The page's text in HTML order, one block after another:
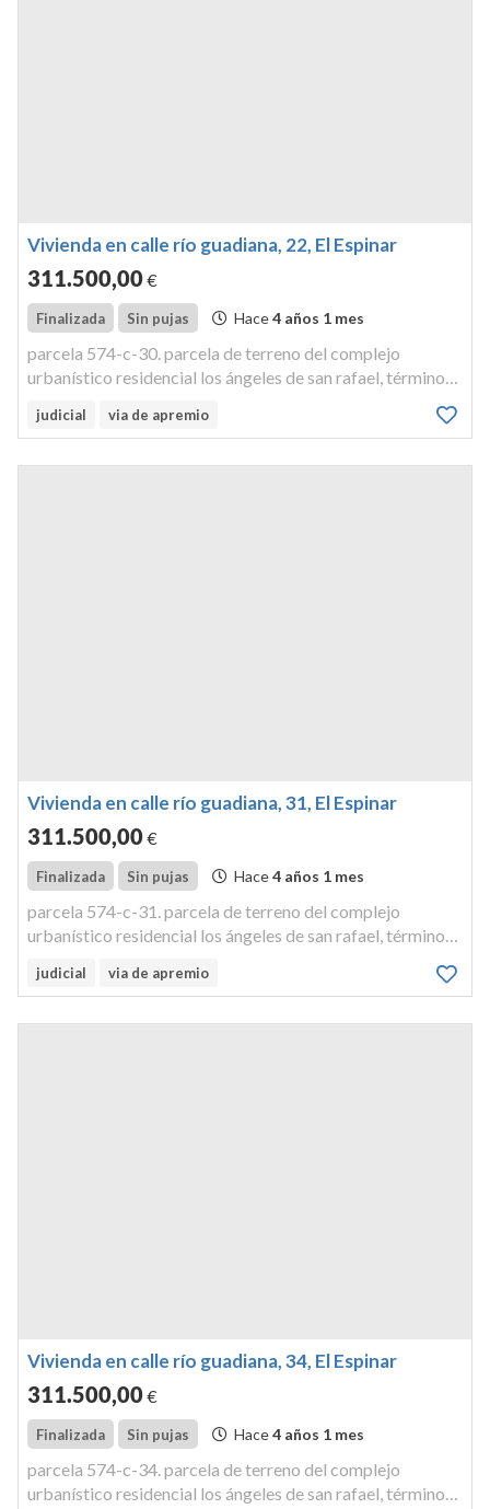
Vivienda en calle río guadiana, 22, El Espinar
311.500,00€
Finalizada Sin pujas Hace4 años 1 mes
parcela 574-c-30. parcela de terreno del complejo
urbanístico residencial los ángeles de san rafael, término
metro con 4 decímetros cuadrados. sobre esta parcela
judicial via de apremio
Vivienda en calle río guadiana, 31, El Espinar
311.500,00€
Finalizada Sin pujas Hace4 años 1 mes
parcela 574-c-31. parcela de terreno del complejo
urbanístico residencial los ángeles de san rafael, término
metro con 41 decímetros cuadrados. sobre esta parcela
judicial via de apremio
Vivienda en calle río guadiana, 34, El Espinar
311.500,00€
Finalizada Sin pujas Hace4 años 1 mes
parcela 574-c-34. parcela de terreno del complejo
urbanístico residencial los ángeles de san rafael, término